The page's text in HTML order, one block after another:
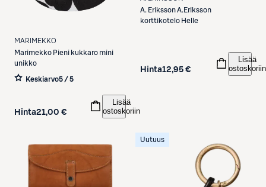
MARIMEKKO
Marimekko Pieni kukkaro mini
unikko
Keskiarvo5 / 5
Hinta21,00 €
Lisää
ostoskoriin
A. ErikssonA.Eriksson
korttikotelo Helle
Hinta12,95 €
Lisää
ostoskoriin
Uutuus